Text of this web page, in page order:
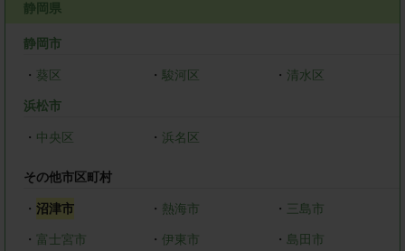
静岡県
静岡市
・ 葵区 ・ 駿河区 ・ 清水区
浜松市
・ 中央区 ・ 浜名区
その他市区町村
・ 沼津市 ・ 熱海市 ・ 三島市
・ 富士宮市 ・ 伊東市 ・ 島田市